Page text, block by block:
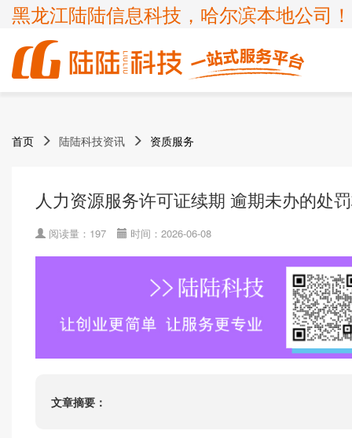
黑龙江陆陆信息科技，哈尔滨本地公司！
企业服务
APPLICATION CONDITIONS
呼叫中心业务
外资经营电信业务
诊所备案
知识产权
商标疑难
认证服务
ISO14001
ISO27001
ISO20000
FSC森林认证
ISO22000
项目申报
专精特新
首页 陆陆科技资讯 资质服务
人力资源服务许可证续期 逾期未办的处
阅读量：197 时间：2026-06-08
文章摘要：